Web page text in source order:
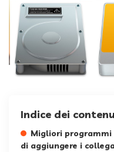
Indice dei
Migliori programmi
di aggiungere i